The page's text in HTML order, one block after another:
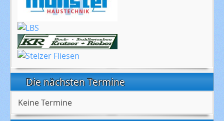
Die nächsten Termine
Keine Termine